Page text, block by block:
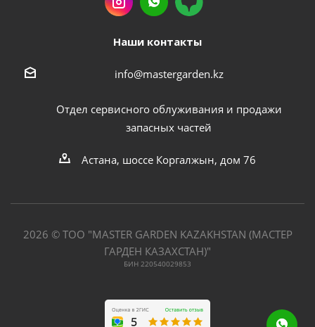
Наши контакты
info@mastergarden.kz
Отдел сервисного облуживания и продажи
запасных частей
Астана, шоссе Коргалжын, дом 76
2026 © ТОО "MASTER GARDEN KAZAKHSTAN (МАСТЕР
ГАРДЕН КАЗАХСТАН)"
БИН 220540029853